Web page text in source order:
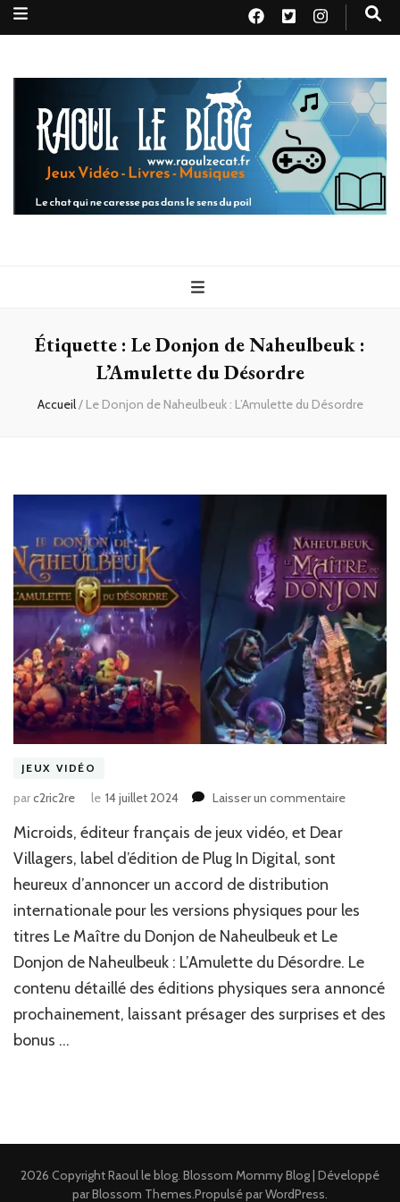
Raoul le
blog
Étiquette : Le Donjon de Naheulbeuk :
L’Amulette du Désordre
Accueil/ Le Donjon de Naheulbeuk : L’Amulette du Désordre
JEUX VIDÉO
parc2ric2re le 14 juillet 2024 Laisser un commentairesur
Microids, éditeur français de jeux vidéo, et Dear
Villagers, label d’édition de Plug In Digital, sont
heureux d’annoncer un accord de distribution
internationale pour les versions physiques pour les
titres Le Maître du Donjon de Naheulbeuk et Le
Donjon de Naheulbeuk : L’Amulette du Désordre. Le
contenu détaillé des éditions physiques sera annoncé
prochainement, laissant présager des surprises et des
bonus …
2026 CopyrightRaoul le blog Blossom Mommy Blog | Développé
parBlossom Themes .Propulsé parWordPress